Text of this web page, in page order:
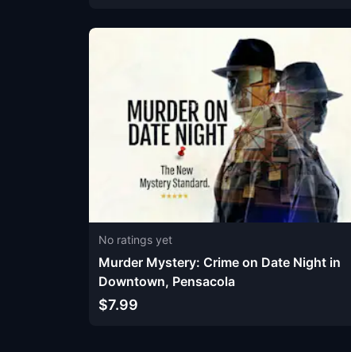
No ratings yet
Murder Mystery: Crime on Date Night in
Downtown, Pensacola
$7.99